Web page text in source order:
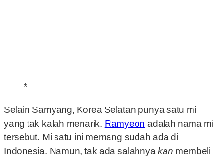
*
Selain Samyang, Korea Selatan punya satu mi
yang tak kalah menarik. Ramyeon adalah nama mi
tersebut. Mi satu ini memang sudah ada di
Indonesia. Namun, tak ada salahnyakan membeli